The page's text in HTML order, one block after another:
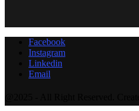
Facebook
Instagram
Linkedin
Email